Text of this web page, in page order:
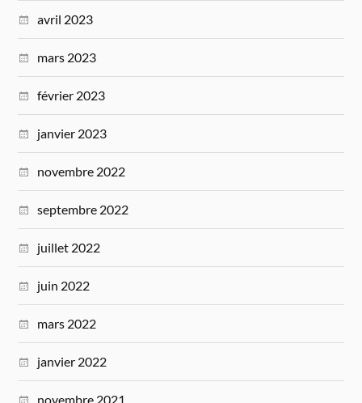
avril 2023
mars 2023
février 2023
janvier 2023
novembre 2022
septembre 2022
juillet 2022
juin 2022
mars 2022
janvier 2022
novembre 2021